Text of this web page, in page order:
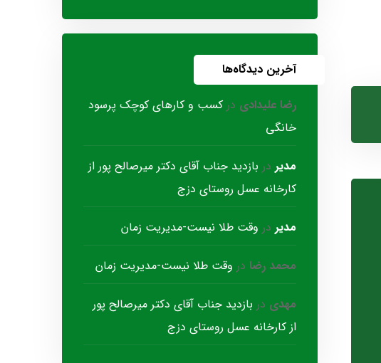
آخرین دیدگاه‌ها
رضا علیدادی درکسب و کارهای کوچک پرسود
خانگی
مدیر در بازدید جناب آقای دکتر میرصالح پور از
کارخانه عسل روستای دزج
مدیر در وقت طلا نیست-مدیریت زمان
محمد رضا در وقت طلا نیست-مدیریت زمان
مهدی در بازدید جناب آقای دکتر میرصالح پور
از کارخانه عسل روستای دزج